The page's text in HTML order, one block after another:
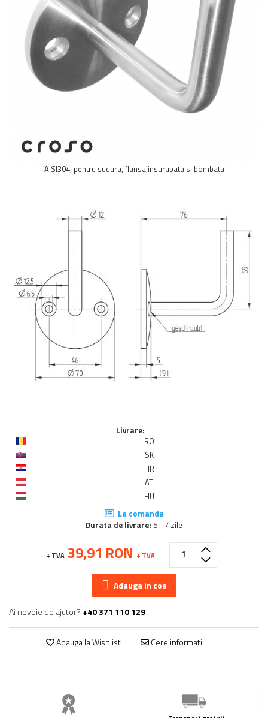
Balustrada inox / metalica
Ancore - Flanse - Placute
Fitting-uri balustrada inox
Bile - sfere
Cabluri si accesorii balustrada inox
Capace - dopuri capat teava
Montanti echipati balustrada inox
Sisteme tabla perforata
Suport mana curenta balustrada inox
Suporturi traverse/garzi
AISI304, pentru sudura, flansa insurubata si bombata
Livrare:
RO
SK
HR
AT
HU
La comanda
Durata de livrare: 5 - 7 zile
+ TVA 39,91 RON + TVA
Adauga in cos
Ai nevoie de ajutor? +40 371 110 129
Adauga la Wishlist Cere informatii